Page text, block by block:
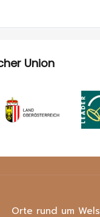
Union
Orte rund um Wels